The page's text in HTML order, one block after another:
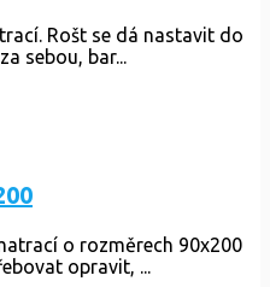
Rošt se dá nastavit do
sebou, bar...
o rozměrech 90x200
opravit, ...